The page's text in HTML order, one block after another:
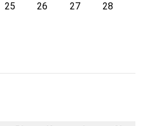
25 26 27 28